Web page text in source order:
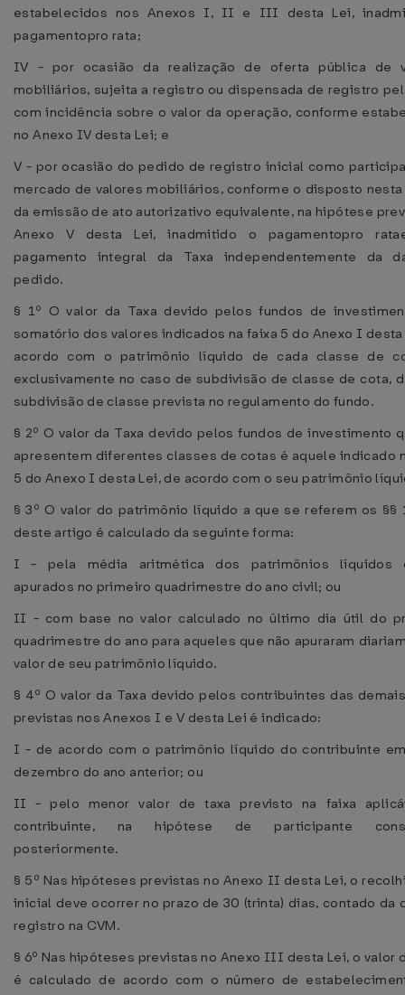
estabelecidos nos Anexos I, II e III desta Lei,
pagamentopro rata;
IV - por ocasião da realização de oferta pública de
mobiliários, sujeita a registro ou dispensada de registro
com incidência sobre o valor da operação, conforme
no Anexo IV desta Lei; e
V - por ocasião do pedido de registro inicial como
mercado de valores mobiliários, conforme o disposto nesta
da emissão de ato autorizativo equivalente, na hipótese
Anexo V desta Lei, inadmitido o pagamentopro
pagamento integral da Taxa independentemente da
pedido.
§ 1º O valor da Taxa devido pelos fundos de
somatório dos valores indicados na faixa 5 do Anexo I desta
acordo com o patrimônio líquido de cada classe de
exclusivamente no caso de subdivisão de classe de cota,
subdivisão de classe prevista no regulamento do fundo.
§ 2º O valor da Taxa devido pelos fundos de investimento
apresentem diferentes classes de cotas é aquele indicado
5 do Anexo I desta Lei, de acordo com o seu patrimônio
§ 3º O valor do patrimônio líquido a que se referem os §§
deste artigo é calculado da seguinte forma:
I - pela média aritmética dos patrimônios líquidos
apurados no primeiro quadrimestre do ano civil; ou
II - com base no valor calculado no último dia útil do
quadrimestre do ano para aqueles que não apuraram
valor de seu patrimônio líquido.
§ 4º O valor da Taxa devido pelos contribuintes das
previstas nos Anexos I e V desta Lei é indicado:
I - de acordo com o patrimônio líquido do contribuinte
dezembro do ano anterior; ou
II - pelo menor valor de taxa previsto na faixa
contribuinte, na hipótese de participante
posteriormente.
§ 5º Nas hipóteses previstas no Anexo II desta Lei, o
inicial deve ocorrer no prazo de 30 (trinta) dias, contado da
registro na CVM.
§ 6º Nas hipóteses previstas no Anexo III desta Lei, o valor
é calculado de acordo com o número de